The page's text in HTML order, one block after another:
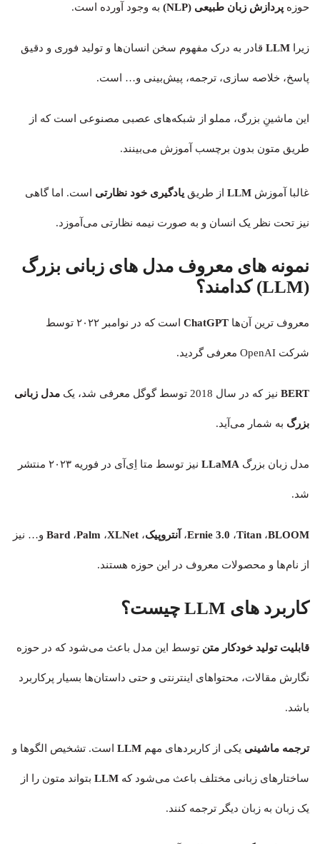
حوزه پردازش زبان طبیعی (NLP) به وجود آورده است.
زیرا LLM قادر به درک مفهوم سخن انسان‌ها و تولید فوری و دقیق
پاسخ، خلاصه سازی، ترجمه، پیش‌بینی و… است.
این ماشینِ بزرگ، مملو از شبکه‌های عصبی مصنوعی است که از
طریق متون بدون برچسب آموزش می‌بینند.
غالبا آموزش LLM از طریق یادگیری خود نظارتی است. اما گاهی
نیز تحت نظر یک انسان و به صورت نیمه نظارتی می‌آموزد.
نمونه های معروف مدل های زبانی بزرگ
(LLM) کدامند؟
معروف ترین آن‌ها ChatGPT است که در نوامبر ۲۰۲۲ توسط
شرکت OpenAI معرفی گردید.
BERT نیز که در سال 2018 توسط گوگل معرفی شد، یک مدل زبانی
بزرگ به شمار می‌آید.
مدل زبان بزرگ LLaMA نیز توسط متا اِی‌آی در فوریه ۲۰۲۳ منتشر
شد.
Ernie 3.0 ،Titan ،BLOOM ، آنتروپیک، Bard ،Palm ،XLNet و… نیز
از نام‌ها و محصولات معروف در این حوزه هستند.
کاربرد های LLM چیست؟
قابلیت تولید خودکار متن توسط این مدل باعث می‌شود که در حوزه
نگارش مقالات، محتواهای اینترنتی و حتی داستان‌ها بسیار پرکاربرد
باشد.
ترجمه ماشینی یکی از کاربردهای مهم LLM است. تشخیص الگوها و
ساختارهای زبانی مختلف باعث می‌شود که LLM بتواند متون را از
یک زبان به زبان دیگر ترجمه کنند.